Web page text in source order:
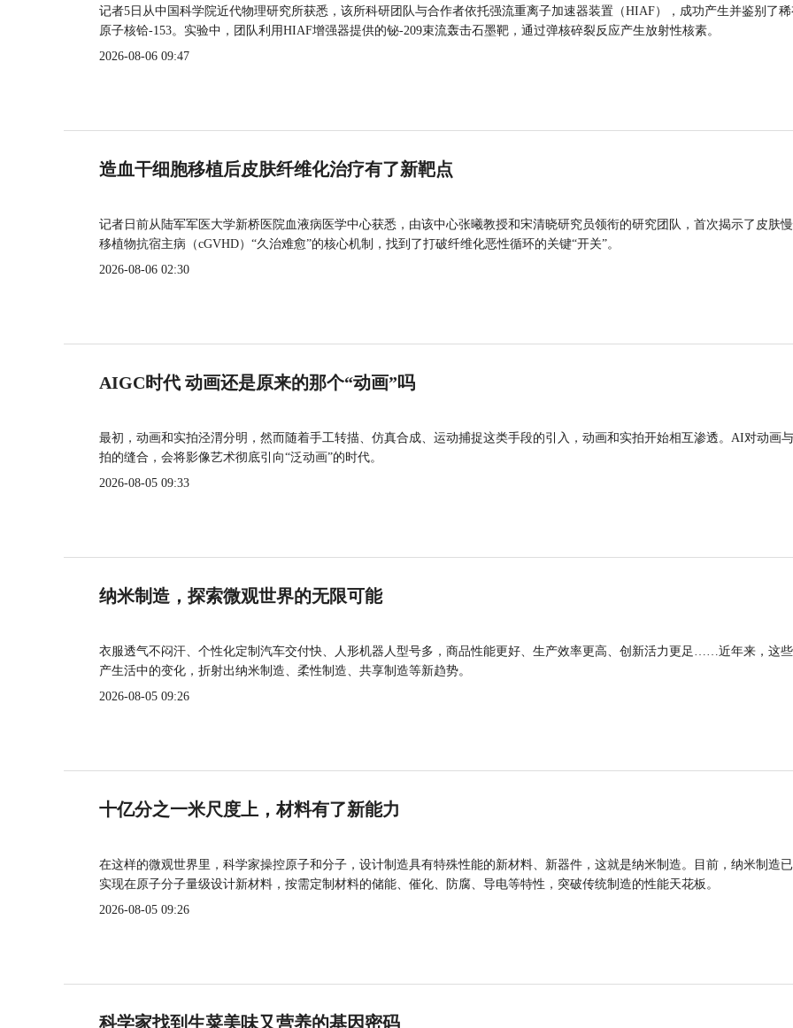
记者5日从中国科学院近代物理研究所获悉，该所科研团队与合作者依托强流重离子加速器装置（HIAF），成功产生并鉴别了
原子核铪-153。实验中，团队利用HIAF增强器提供的铋-209束流轰击石墨靶，通过弹核碎裂反应产生放射性核素。
2026-08-06 09:47
造血干细胞移植后皮肤纤维化治疗有了新靶点
记者日前从陆军军医大学新桥医院血液病医学中心获悉，由该中心张曦教授和宋清晓研究员领衔的研究团队，首次揭示了皮肤
移植物抗宿主病（cGVHD）“久治难愈”的核心机制，找到了打破纤维化恶性循环的关键“开关”。
2026-08-06 02:30
AIGC时代 动画还是原来的那个“动画”吗
最初，动画和实拍泾渭分明，然而随着手工转描、仿真合成、运动捕捉这类手段的引入，动画和实拍开始相互渗透。AI对动画
拍的缝合，会将影像艺术彻底引向“泛动画”的时代。
2026-08-05 09:33
纳米制造，探索微观世界的无限可能
衣服透气不闷汗、个性化定制汽车交付快、人形机器人型号多，商品性能更好、生产效率更高、创新活力更足……近年来，这
产生活中的变化，折射出纳米制造、柔性制造、共享制造等新趋势。
2026-08-05 09:26
十亿分之一米尺度上，材料有了新能力
在这样的微观世界里，科学家操控原子和分子，设计制造具有特殊性能的新材料、新器件，这就是纳米制造。目前，纳米制造
实现在原子分子量级设计新材料，按需定制材料的储能、催化、防腐、导电等特性，突破传统制造的性能天花板。
2026-08-05 09:26
科学家找到生菜美味又营养的基因密码